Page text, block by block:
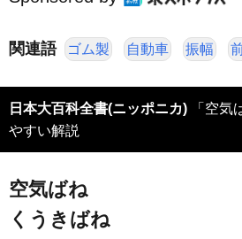
関連語 ゴム製 自動車 振幅
日本大百科全書(ニッポニカ) 「空気
やすい解説
空気ばね
くうきばね